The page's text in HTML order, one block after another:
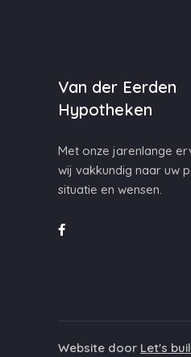
Van der Eerden
Hypotheken
Met onze jarenlange
wij vakkundig naar uw
situatie en wensen.
Website door Let's